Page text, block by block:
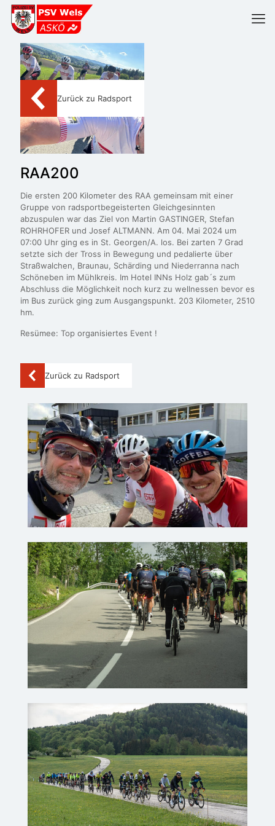
Zurück zu Radsport
RAA200
Die ersten 200 Kilometer des RAA gemeinsam mit einer
Gruppe von radsportbegeisterten Gleichgesinnten
abzuspulen war das Ziel von Martin GASTINGER, Stefan
ROHRHOFER und Josef ALTMANN. Am 04. Mai 2024 um
07:00 Uhr ging es in St. Georgen/A. los. Bei zarten 7 Grad
setzte sich der Tross in Bewegung und pedalierte über
Straßwalchen, Braunau, Schärding und Niederranna nach
Schöneben im Mühlkreis. Im Hotel INNs Holz gab´s zum
Abschluss die Möglichkeit noch kurz zu wellnessen bevor es
im Bus zurück ging zum Ausgangspunkt. 203 Kilometer, 2510
hm.
Resümee: Top organisiertes Event !
Zurück zu Radsport